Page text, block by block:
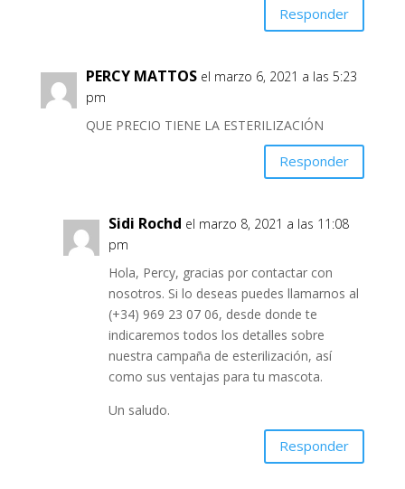
Responder
PERCY MATTOS el marzo 6, 2021 a las 5:23
pm
QUE PRECIO TIENE LA ESTERILIZACIÓN
Responder
Sidi Rochd el marzo 8, 2021 a las 11:08
pm
Hola, Percy, gracias por contactar con
nosotros. Si lo deseas puedes llamarnos al
(+34) 969 23 07 06, desde donde te
indicaremos todos los detalles sobre
nuestra campaña de esterilización, así
como sus ventajas para tu mascota.
Un saludo.
Responder